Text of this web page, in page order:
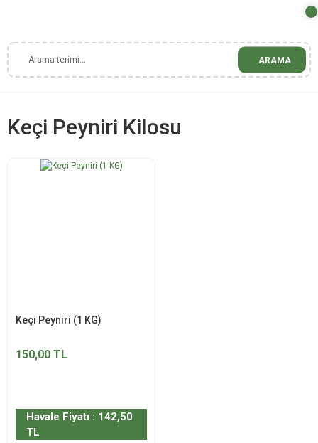
ARAMA
Keçi Peyniri Kilosu
Keçi Peyniri (1 KG)
150,00 TL
Havale Fiyatı : 142,50
TL